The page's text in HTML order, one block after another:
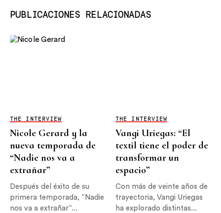
PUBLICACIONES RELACIONADAS
THE INTERVIEW
Nicole Gerard y la
nueva temporada de
“Nadie nos va a
extrañar”
Después del éxito de su
primera temporada, ”Nadie
nos va a extrañar”...
THE INTERVIEW
Vangi Uriegas: “El
textil tiene el poder de
transformar un
espacio”
Con más de veinte años de
trayectoria, Vangi Uriegas
ha explorado distintas...